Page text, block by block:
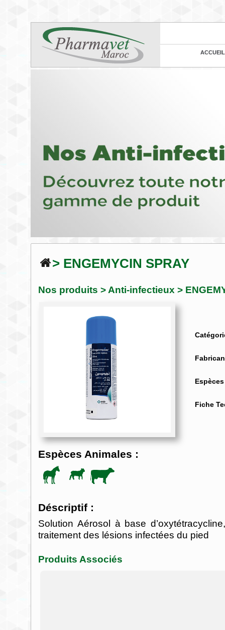
ACCUEIL
> ENGEMYCIN SPRAY
Nos produits > Anti-infectieux >
Fiche
Espèces Animales :
Déscriptif :
Solution Aérosol à base
traitement des lésions infectées du pied
Produits Associés